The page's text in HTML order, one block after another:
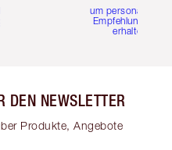
um personalisierte
Empfehlungen zu
erhalten
DEN NEWSLETTER
Produkte, Angebote